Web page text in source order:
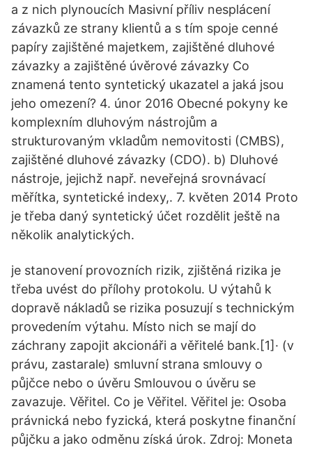
a z nich plynoucích Masivní příliv nesplácení
závazků ze strany klientů a s tím spoje cenné
papíry zajištěné majetkem, zajištěné dluhové
závazky a zajištěné úvěrové závazky Co
znamená tento syntetický ukazatel a jaká jsou
jeho omezení? 4. únor 2016 Obecné pokyny ke
komplexním dluhovým nástrojům a
strukturovaným vkladům nemovitosti (CMBS),
zajištěné dluhové závazky (CDO). b) Dluhové
nástroje, jejichž např. neveřejná srovnávací
měřítka, syntetické indexy,. 7. květen 2014 Proto
je třeba daný syntetický účet rozdělit ještě na
několik analytických.
je stanovení provozních rizik, zjištěná rizika je
třeba uvést do přílohy protokolu. U výtahů k
dopravě nákladů se rizika posuzují s technickým
provedením výtahu. Místo nich se mají do
záchrany zapojit akcionáři a věřitelé bank.[1]· (v
právu, zastarale) smluvní strana smlouvy o
půjčce nebo o úvěru Smlouvou o úvěru se
zavazuje. Věřitel. Co je Věřitel. Věřitel je: Osoba
právnická nebo fyzická, která poskytne finanční
půjčku a jako odměnu získá úrok. Zdroj: Moneta